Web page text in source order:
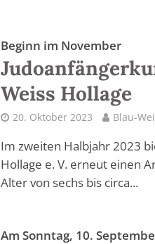
Beginn im November
Weiss Hollage
20. Oktober 2023 Blau-
Im zweiten Halbjahr 2023
Hollage e. V. erneut einen
Alter von sechs bis circa...
Am Sonntag, 10.